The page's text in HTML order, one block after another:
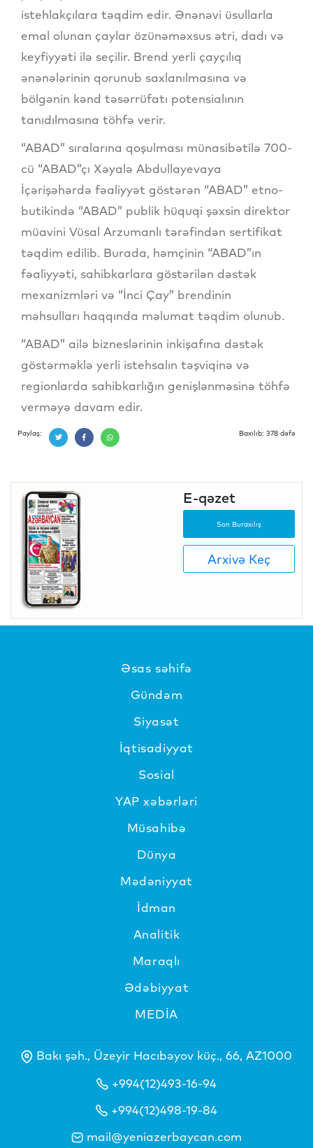
istehlakçılara təqdim edir. Ənənəvi üsullarla
emal olunan çaylar özünəməxsus ətri, dadı və
keyfiyyəti ilə seçilir. Brend yerli çayçılıq
ənənələrinin qorunub saxlanılmasına və
bölgənin kənd təsərrüfatı potensialının
tanıdılmasına töhfə verir.
“ABAD” sıralarına qoşulması münasibətilə 700-
cü “ABAD”çı Xəyalə Abdullayevaya
İçərişəhərdə fəaliyyət göstərən “ABAD” etno-
butikində “ABAD” publik hüquqi şəxsin direktor
müavini Vüsal Arzumanlı tərəfindən sertifikat
təqdim edilib. Burada, həmçinin “ABAD”ın
fəaliyyəti, sahibkarlara göstərilən dəstək
mexanizmləri və “İnci Çay” brendinin
məhsulları haqqında məlumat təqdim olunub.
“ABAD” ailə bizneslərinin inkişafına dəstək
göstərməklə yerli istehsalın təşviqinə və
regionlarda sahibkarlığın genişlənməsinə töhfə
verməyə davam edir.
Paylaş: Baxılıb: 378 dəfə
E-qəzet
Son Buraxılış
Arxivə Keç
Əsas səhifə
Gündəm
Siyasət
İqtisadiyyat
Sosial
YAP xəbərləri
Müsahibə
Dünya
Mədəniyyat
İdman
Analitik
Maraqlı
Ədəbiyyat
MEDİA
Bakı şəh., Üzeyir Hacıbəyov küç., 66, AZ1000
+994(12)493-16-94
+994(12)498-19-84
mail@yeniazerbaycan.com